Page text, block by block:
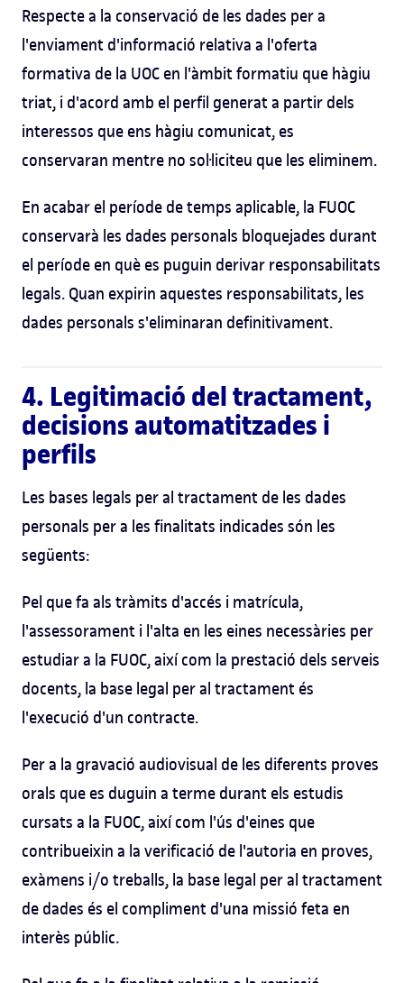
Respecte a la conservació de les dades per a
l'enviament d'informació relativa a l'oferta
formativa de la UOC en l'àmbit formatiu que hàgiu
triat, i d'acord amb el perfil generat a partir dels
interessos que ens hàgiu comunicat, es
conservaran mentre no sol·liciteu que les eliminem.
En acabar el període de temps aplicable, la FUOC
conservarà les dades personals bloquejades durant
el període en què es puguin derivar responsabilitats
legals. Quan expirin aquestes responsabilitats, les
dades personals s'eliminaran definitivament.
4. Legitimació del tractament,
decisions automatitzades i
perfils
Les bases legals per al tractament de les dades
personals per a les finalitats indicades són les
següents:
Pel que fa als tràmits d'accés i matrícula,
l'assessorament i l'alta en les eines necessàries per
estudiar a la FUOC, així com la prestació dels serveis
docents, la base legal per al tractament és
l'execució d'un contracte.
Per a la gravació audiovisual de les diferents proves
orals que es duguin a terme durant els estudis
cursats a la FUOC, així com l'ús d'eines que
contribueixin a la verificació de l'autoria en proves,
exàmens i/o treballs, la base legal per al tractament
de dades és el compliment d'una missió feta en
interès públic.